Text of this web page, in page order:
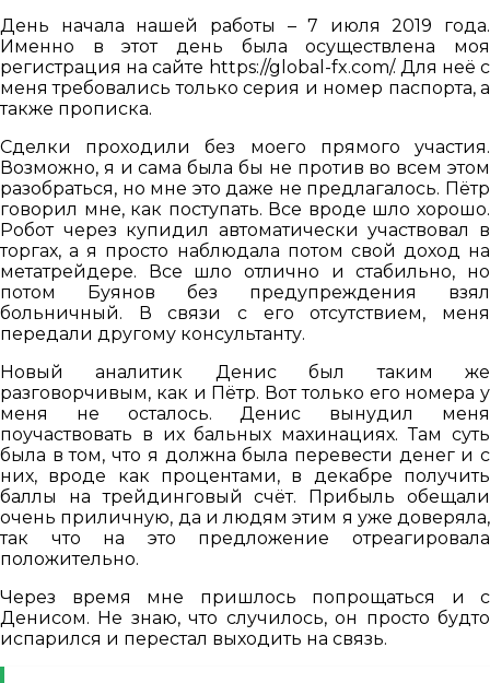
День начала нашей работы – 7 июля 2019 года.
Именно в этот день была осуществлена моя
регистрация на сайте https://global-fx.com/. Для неё с
меня требовались только серия и номер паспорта, а
также прописка.
Сделки проходили без моего прямого участия.
Возможно, я и сама была бы не против во всем этом
разобраться, но мне это даже не предлагалось. Пётр
говорил мне, как поступать. Все вроде шло хорошо.
Робот через купидил автоматически участвовал в
торгах, а я просто наблюдала потом свой доход на
метатрейдере. Все шло отлично и стабильно, но
потом Буянов без предупреждения взял
больничный. В связи с его отсутствием, меня
передали другому консультанту.
Новый аналитик Денис был таким же
разговорчивым, как и Пётр. Вот только его номера у
меня не осталось. Денис вынудил меня
поучаствовать в их бальных махинациях. Там суть
была в том, что я должна была перевести денег и с
них, вроде как процентами, в декабре получить
баллы на трейдинговый счёт. Прибыль обещали
очень приличную, да и людям этим я уже доверяла,
так что на это предложение отреагировала
положительно.
Через время мне пришлось попрощаться и с
Денисом. Не знаю, что случилось, он просто будто
испарился и перестал выходить на связь.